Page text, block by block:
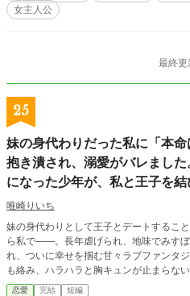
女主人公
最終更
25
妹の身代わりだった私に「本
抱き潰され、溺愛がバレまし
になった少年が、私と王子を結
唯崎りいち
妹の身代わりとして王子とデートするこ
ら私で――。長年虐げられ、地味でみす
れ、ついに幸せを掴む甘々ラブファンタ
も絡み、ハラハラと胸キュンが止まらない
恋愛 完結 短編